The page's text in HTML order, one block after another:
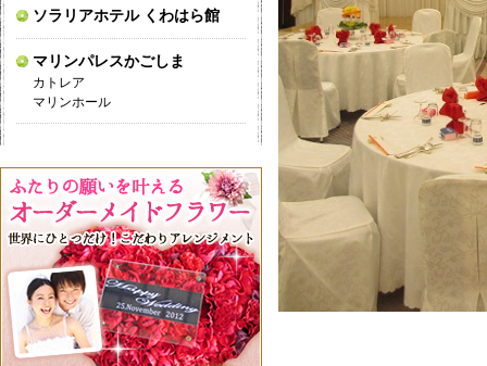
ソラリアホテル くわはら館
マリンパレスかごしま
カトレア
マリンホール